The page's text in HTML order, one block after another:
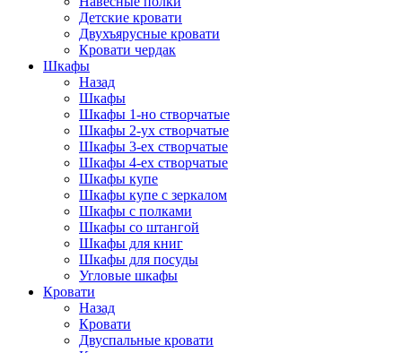
Детские кровати
Двухъярусные кровати
Кровати чердак
Шкафы
Назад
Шкафы
Шкафы 1-но створчатые
Шкафы 2-ух створчатые
Шкафы 3-ех створчатые
Шкафы 4-ех створчатые
Шкафы купе
Шкафы купе с зеркалом
Шкафы с полками
Шкафы со штангой
Шкафы для книг
Шкафы для посуды
Угловые шкафы
Кровати
Назад
Кровати
Двуспальные кровати